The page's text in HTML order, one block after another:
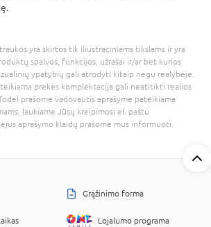
yra skirtos tik iliustraciniams tikslams ir yra
spalvos, funkcijos, užrašai ir/ar bet kurios
ypatybių gali atrodyti kitaip negu realybėje.
prekės komplektacija gali neatitikti realios
prašome vadovautis aprašyme pateikiama
laukiame Jūsų kreipimosi el. paštu
aprašymo klaidų prašome mus informuoti.
Grąžinimo forma
Lojalumo programa